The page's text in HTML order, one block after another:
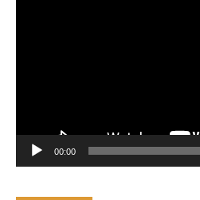
00:00